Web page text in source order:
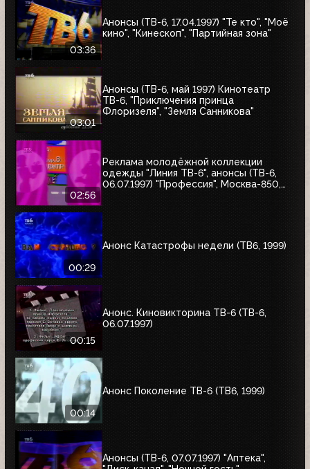
03:36
Анонсы (ТВ-6, 17.04.1997) "Те кто", "Моё
кино", "Кинескоп", "Партийная зона"
03:01
Анонсы (ТВ-6, май 1997) Кинотеатр
ТВ-6, "Приключения принца
Флоризеля", "Земля Санникова"
02:56
Реклама молодёжной коллекции
одежды "Линия ТВ-6", анонсы (ТВ-6,
06.07.1997) "Профессия", Москва-850,
00:29
Анонс Катастрофы недели (ТВ6, 1999)
00:15
Анонс. Киновикторина ТВ-6 (ТВ-6,
06.07.1997)
00:14
Анонс Поколение ТВ-6 (ТВ6, 1999)
Анонсы (ТВ-6, 07.07.1997) "Аптека",